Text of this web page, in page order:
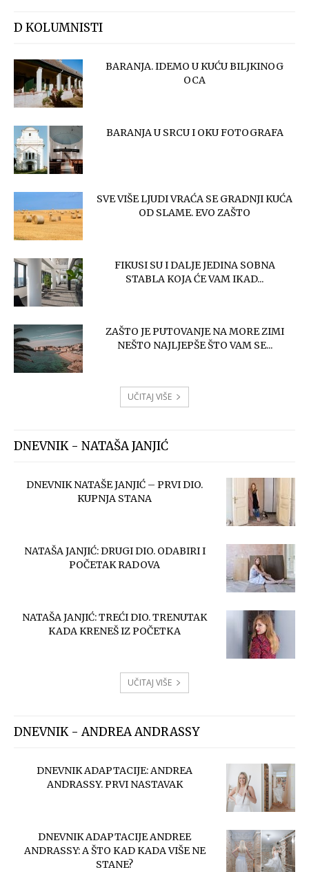
D KOLUMNISTI
BARANJA. IDEMO U KUĆU BILJKINOG
OCA
BARANJA U SRCU I OKU FOTOGRAFA
SVE VIŠE LJUDI VRAĆA SE GRADNJI KUĆA
OD SLAME. EVO ZAŠTO
FIKUSI SU I DALJE JEDINA SOBNA
STABLA KOJA ĆE VAM IKAD...
ZAŠTO JE PUTOVANJE NA MORE ZIMI
NEŠTO NAJLJEPŠE ŠTO VAM SE...
UČITAJ VIŠE
DNEVNIK - NATAŠA JANJIĆ
DNEVNIK NATAŠE JANJIĆ – PRVI DIO.
KUPNJA STANA
NATAŠA JANJIĆ: DRUGI DIO. ODABIRI I
POČETAK RADOVA
NATAŠA JANJIĆ: TREĆI DIO. TRENUTAK
KADA KRENEŠ IZ POČETKA
UČITAJ VIŠE
DNEVNIK - ANDREA ANDRASSY
DNEVNIK ADAPTACIJE: ANDREA
ANDRASSY. PRVI NASTAVAK
DNEVNIK ADAPTACIJE ANDREE
ANDRASSY: A ŠTO KAD KADA VIŠE NE
STANE?